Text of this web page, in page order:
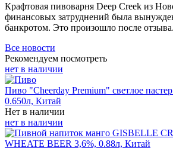
Крафтовая пивоварня Deep Creek из
финансовых затруднений была
банкротом. Это произошло после
Все новости
Рекомендуем посмотреть
нет в наличии
Пиво "Cheerday Premium" светлое
0.650л, Китай
Нет в наличии
нет в наличии